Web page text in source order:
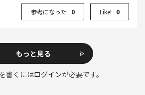
参考になった 0 Like! 0
もっと見る
書くにはログインが必要です。